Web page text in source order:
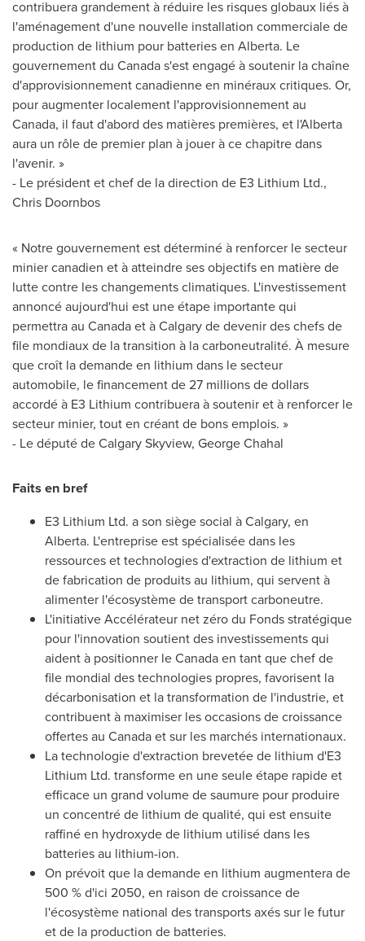
contribuera grandement à réduire les risques globaux liés à
l'aménagement d'une nouvelle installation commerciale de
production de lithium pour batteries en Alberta. Le
gouvernement du Canadas'est engagé à soutenir la chaîne
d'approvisionnement canadienne en minéraux critiques. Or,
pour augmenter localement l'approvisionnement au
Canada, il faut d'abord des matières premières, et l'Alberta
aura un rôle de premier plan à jouer à ce chapitre dans
l'avenir. »
- Le président et chef de la direction de E3 Lithium Ltd.,
Chris Doornbos
« Notre gouvernement est déterminé à renforcer le secteur
minier canadien et à atteindre ses objectifs en matière de
lutte contre les changements climatiques. L'investissement
annoncé aujourd'hui est une étape importante qui
permettra au Canadaet àCalgaryde devenir des chefs de
file mondiaux de la transition à la carboneutralité. À mesure
que croît la demande en lithium dans le secteur
automobile, le financement de 27 millions de dollars
accordé à E3 Lithium contribuera à soutenir et à renforcer le
secteur minier, tout en créant de bons emplois. »
- Le député de Calgary Skyview, George Chahal
Faits en bref
E3 Lithium Ltd. a son siège social àCalgary, en
Alberta. L'entreprise est spécialisée dans les
ressources et technologies d'extraction de lithium et
de fabrication de produits au lithium, qui servent à
alimenter l'écosystème de transport carboneutre.
L'initiative Accélérateur net zéro du Fonds stratégique
pour l'innovation soutient des investissements qui
aident à positionner leCanadaen tant que chef de
file mondial des technologies propres, favorisent la
décarbonisation et la transformation de l'industrie, et
contribuent à maximiser les occasions de croissance
offertes au Canadaet sur les marchés internationaux.
La technologie d'extraction brevetée de lithium d'E3
Lithium Ltd. transforme en une seule étape rapide et
efficace un grand volume de saumure pour produire
un concentré de lithium de qualité, qui est ensuite
raffiné en hydroxyde de lithium utilisé dans les
batteries au lithium-ion.
On prévoit que la demande en lithium augmentera de
500 % d'ici 2050, en raison de croissance de
l'écosystème national des transports axés sur le futur
et de la production de batteries.